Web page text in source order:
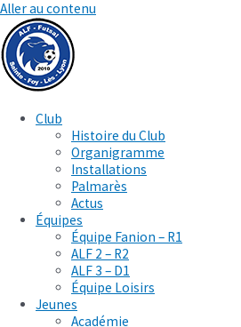
Aller au contenu
Club
Histoire du Club
Organigramme
Installations
Palmarès
Actus
Équipes
Équipe Fanion – R1
ALF 2 – R2
ALF 3 – D1
Équipe Loisirs
Jeunes
Académie